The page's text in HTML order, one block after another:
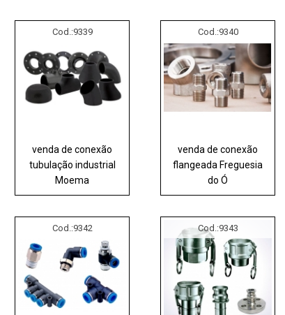
Cod.:9339
venda de conexão
tubulação industrial
Moema
Cod.:9340
venda de conexão
flangeada Freguesia
do Ó
Cod.:9342 Cod.:9343